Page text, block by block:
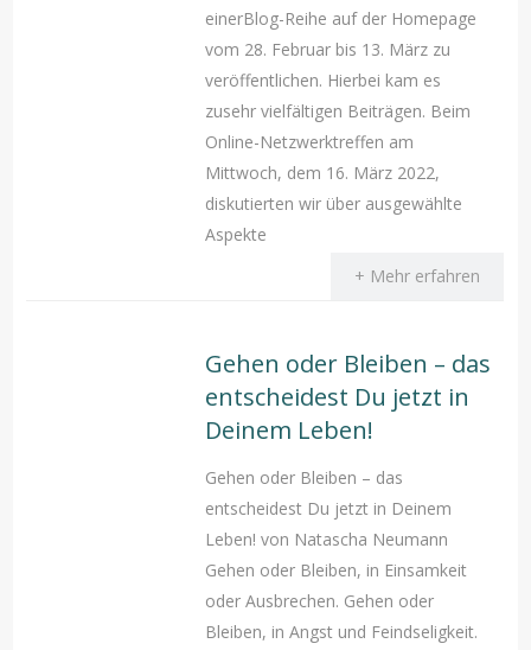
einerBlog-Reihe auf der Homepage
vom 28. Februar bis 13. März zu
veröffentlichen. Hierbei kam es
zusehr vielfältigen Beiträgen. Beim
Online-Netzwerktreffen am
Mittwoch, dem 16. März 2022,
diskutierten wir über ausgewählte
Aspekte
+ Mehr erfahren
Gehen oder Bleiben – das
entscheidest Du jetzt in
Deinem Leben!
Gehen oder Bleiben – das
entscheidest Du jetzt in Deinem
Leben! von Natascha Neumann
Gehen oder Bleiben, in Einsamkeit
oder Ausbrechen. Gehen oder
Bleiben, in Angst und Feindseligkeit.